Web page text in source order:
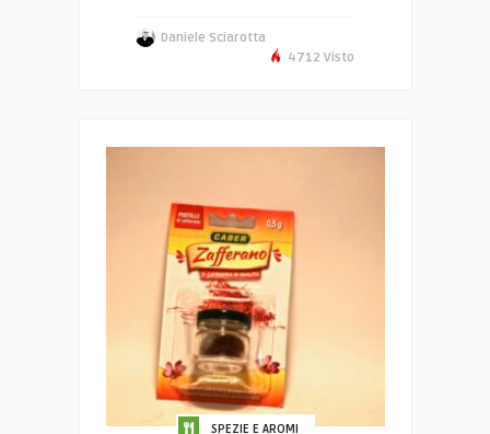
Daniele Sciarotta
4712 Visto
SPEZIE E AROMI